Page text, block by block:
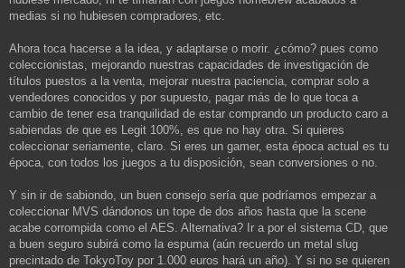
medias si no hubiesen compradores, etc.
Ahora toca hacerse a la idea, y adaptarse o morir. ¿cómo? pues como
coleccionistas, mejorando nuestras capacidades de investigación de
títulos puestos a la venta, mejorar nuestra paciencia, comprar solo a
vendedores conocidos y por supuesto, pagar más de lo que toca a
cambio de tener esa tranquilidad de estar comprando un producto caro a
sabiendas de que es Legit 100%, es que no hay otra. Si quieres
coleccionar seriamente, claro. Si eres un gamer, esta época actual es tu
época, con todos los juegos a tu disposición, sean conversiones o no.
Y sin ir de sabiondo, un buen consejo sería que podríamos empezar a
coleccionar MVS dándonos un tope de dos años hasta que la scene
acabe corrompida como el AES. Alternativa? Ir a por el sistema CD, que
a buen seguro subirá como la espuma (aún recuerdo un metal slug
precintado de TokyoToy por 1.000 euros hará un año). Y si no se quieren